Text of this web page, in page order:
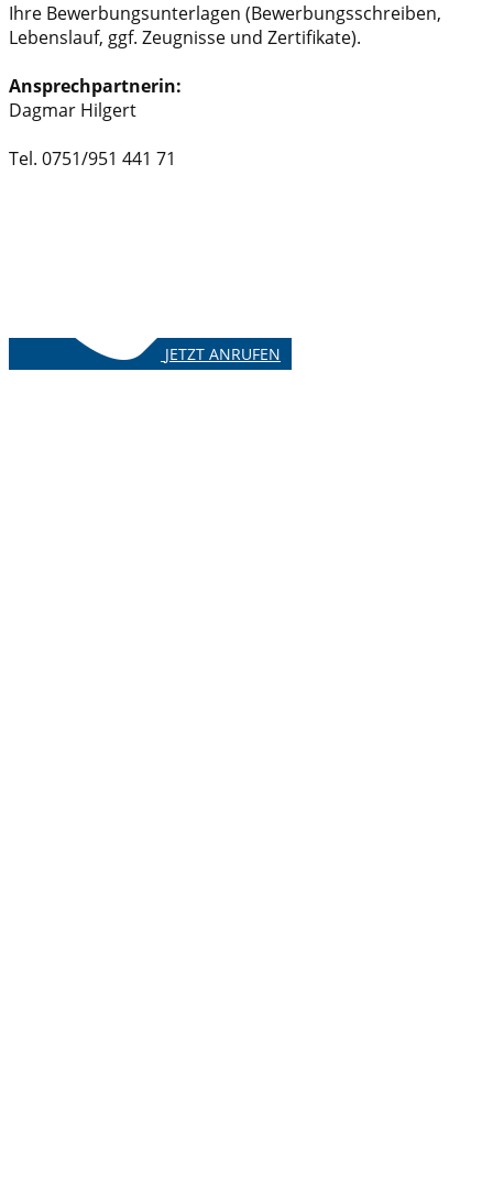
Ihre Bewerbungsunterlagen (Bewerbungsschreiben,
Lebenslauf, ggf. Zeugnisse und Zertifikate).
Ansprechpartnerin:
Dagmar Hilgert
Tel. 0751/951 441 71
JETZT ANRUFEN